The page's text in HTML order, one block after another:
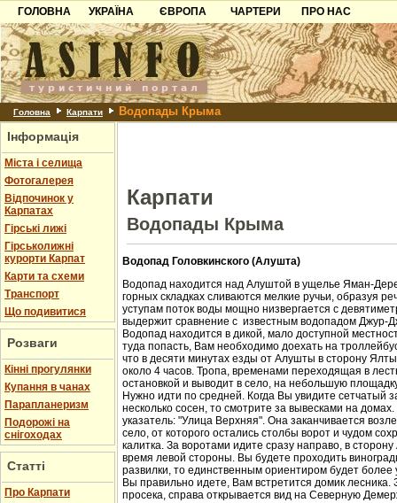
ГОЛОВНА
УКРАЇНА
Карпати
Азов
Причорноморря
Шацьк
ЄВРОПА
Чорногорія
Хорватія
Болгарія
Албанія
ЧАРТЕРИ
ПРО НАС
Контакти
Партнерам
Додати готель
Головна Карпати Водопады Крыма
Інформація
Міста і селища
Фотогалерея
Відпочинок у
Карпатах
Гірські лижі
Гірськолижні
курорти Карпат
Карти та схеми
Транспорт
Що подивитися
Розваги
Кінні прогулянки
Купання в чанах
Парапланеризм
Подорожі на
снігоходах
Статті
Про Карпати
Карпати
Водопады Крыма
Водопад Головкинского (Алушта)
Водопад находится над Алуштой в ущелье Яман-
горных складках сливаются мелкие ручьи, образуя
уступам поток воды мощно низвергается с
выдержит сравнение с известным водопадом Джур-
Водопад находится в дикой, мало доступной
туда попасть, Вам необходимо доехать на
что в десяти минутах езды от Алушты в сторону
около 4 часов. Тропа, временами переходящая в
остановкой и выводит в село, на небольшую
Нужно идти по средней. Когда Вы увидите сетчатый
несколько сосен, то смотрите за вывесками на
указатель: "Улица Верхняя". Она заканчивается
село, от которого остались столбы ворот и чудом
калитка. За воротами идите сразу направо, в
время левой стороны. Вы будете проходить
развилки, то единственным ориентиром будет более
Вы правильно идете, Вам встретится домик лесника.
просека, справа открывается вид на Северную